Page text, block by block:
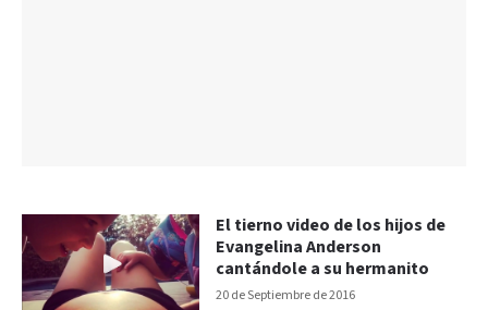
20 de Septiembre de 2016
El tierno video de los hijos de
Evangelina Anderson
cantándole a su hermanito